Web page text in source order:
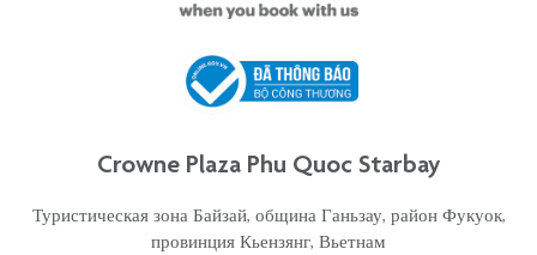
Crowne Plaza Phu Quoc Starbay
Туристическая зона Байзай, община Ганьзау, район Фукуок,
провинция Кьензянг, Вьетнам